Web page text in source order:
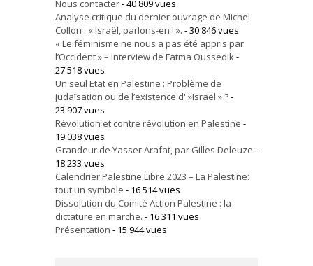
Nous contacter- 40 809 vues
Analyse critique du dernier ouvrage de Michel
Collon : « Israël, parlons-en ! ». - 30 846 vues
« Le féminisme ne nous a pas été appris par
l’Occident » – Interview de Fatma Oussedik-
27 518 vues
Un seul Etat en Palestine : Problème de
judaïsation ou de l’existence d' »Israël » ?-
23 907 vues
Révolution et contre révolution en Palestine -
19 038 vues
Grandeur de Yasser Arafat, par Gilles Deleuze -
18 233 vues
Calendrier Palestine Libre 2023 – La Palestine:
tout un symbole - 16 514 vues
Dissolution du Comité Action Palestine : la
dictature en marche. - 16 311 vues
Présentation - 15 944 vues